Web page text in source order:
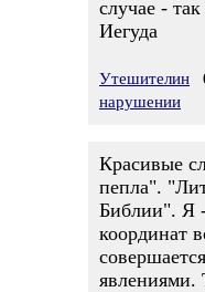
случае -
Иегуда
Утешителин
нарушении
Красивые
пепла".
Библии". Я
координат
явлениями.